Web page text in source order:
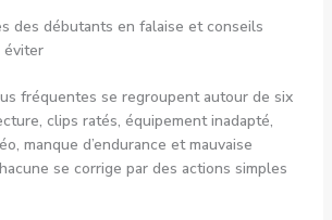
des débutants en falaise et conseils
éviter
fréquentes se regroupent autour de six
clips ratés, équipement inadapté,
manque d’endurance et mauvaise
se corrige par des actions simples